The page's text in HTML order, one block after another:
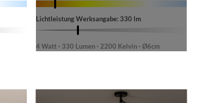
Lichtleistung Werksangabe: 330 lm
4 Watt · 330 Lumen · 2200 Kelvin · Ø6cm